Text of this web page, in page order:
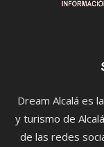
Dream Alcalá es
y turismo de
de las redes